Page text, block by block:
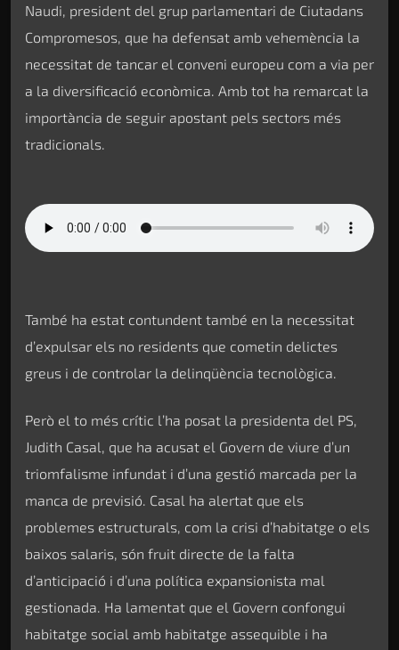
Naudi, president del grup parlamentari de Ciutadans
Compromesos, que ha defensat amb vehemència la
necessitat de tancar el conveni europeu com a via per
a la diversificació econòmica. Amb tot ha remarcat la
importància de seguir apostant pels sectors més
tradicionals.
També ha estat contundent també en la necessitat
d’expulsar els no residents que cometin delictes
greus i de controlar la delinqüència tecnològica.
Però el to més crític l’ha posat la presidenta del PS,
Judith Casal, que ha acusat el Govern de viure d’un
triomfalisme infundat i d’una gestió marcada per la
manca de previsió. Casal ha alertat que els
problemes estructurals, com la crisi d’habitatge o els
baixos salaris, són fruit directe de la falta
d’anticipació i d’una política expansionista mal
gestionada. Ha lamentat que el Govern confongui
habitatge social amb habitatge assequible i ha